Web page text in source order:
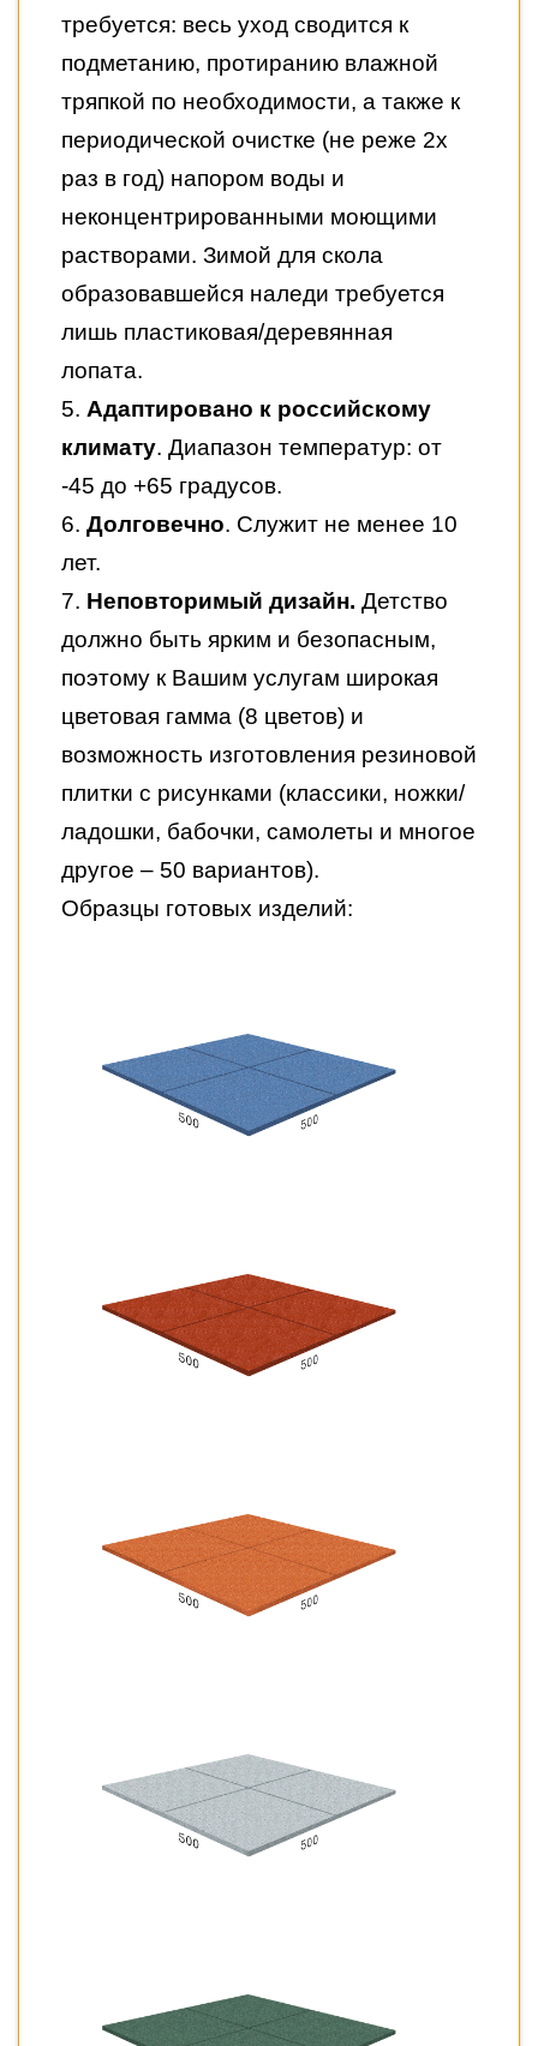
требуется: весь уход сводится к
подметанию, протиранию влажной
тряпкой по необходимости, а также к
периодической очистке (не реже 2х
раз в год) напором воды и
неконцентрированными моющими
растворами. Зимой для скола
образовавшейся наледи требуется
лишь пластиковая/деревянная
лопата.
5. Адаптировано к российскому
климату. Диапазон температур: от
-45 до +65 градусов.
6. Долговечно. Служит не менее 10
лет.
7. Неповторимый дизайн. Детство
должно быть ярким и безопасным,
поэтому к Вашим услугам широкая
цветовая гамма (8 цветов) и
возможность изготовления резиновой
плитки с рисунками (классики, ножки/
ладошки, бабочки, самолеты и многое
другое – 50 вариантов).
Образцы готовых изделий: